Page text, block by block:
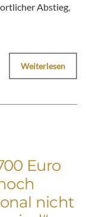
Abstieg,
Weiterlesen
Euro
nicht